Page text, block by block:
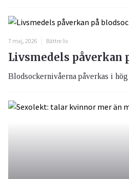
7 maj, 2026 Bättre liv
Livsmedels påverkan
Blodsockernivåerna påverkas i hög